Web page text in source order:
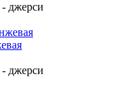
джерси
джерси